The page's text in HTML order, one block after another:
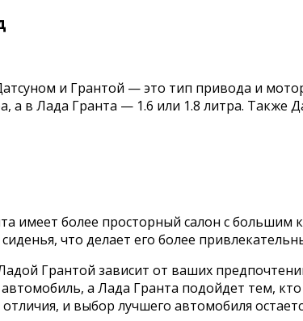
и Грантой — это тип привода и
а в Лада Гранта — 1.6 или 1.8 литра. Также
имеет более просторный салон с
что делает его более
Грантой зависит от ваших
а Лада Гранта подойдет тем,
и выбор лучшего автомобиля